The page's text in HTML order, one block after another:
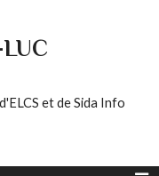
et de Sida Info